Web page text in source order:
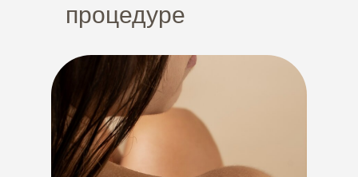
процедуре